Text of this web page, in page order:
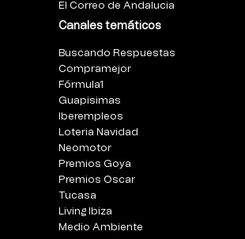
El Correo de Andalucia
Canales temáticos
Buscando Respuestas
Compramejor
Fórmula1
Guapisimas
Iberempleos
Loteria Navidad
Neomotor
Premios Goya
Premios Oscar
Tucasa
Living Ibiza
Medio Ambiente